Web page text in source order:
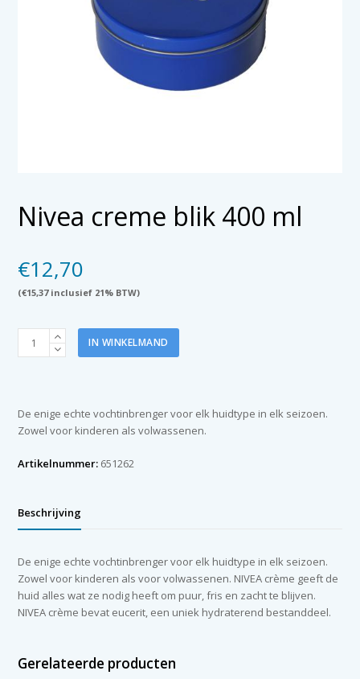
Nivea creme blik 400 ml
€12,70
(€15,37inclusief 21% BTW)
Nivea
creme
aantal
IN WINKELMAND
De enige echte vochtinbrenger voor elk huidtype in elk seizoen.
Zowel voor kinderen als volwassenen.
Artikelnummer: 651262
Beschrijving
De enige echte vochtinbrenger voor elk huidtype in elk seizoen.
Zowel voor kinderen als voor volwassenen. NIVEA crème geeft de
huid alles wat ze nodig heeft om puur, fris en zacht te blijven.
NIVEA crème bevat eucerit, een uniek hydraterend bestanddeel.
Gerelateerde producten